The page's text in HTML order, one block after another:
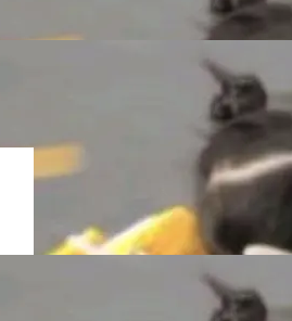
Linux 内核...
Fluss 迈入新的发
其作为“AI版维基百
待处理状态。 Groki
由人工智能生成内
传统众包百科网站
调查发现，无论
，均未出现近期更
的 Bean、写 R
、
LocaleChangeInt
到第一行翻译文
个 i18n 模块围绕三
强 Iceberg：
INTO 与 Iceb
，正是缺失的那一
上，Doris 进一步支